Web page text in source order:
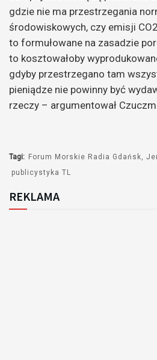
gdzie nie ma przestrzegania
środowiskowych, czy emisji
to formułowane na zasadzie
to kosztowałoby
gdyby przestrzegano tam
pieniądze nie powinny być
rzeczy – argumentował
Tagi: Forum Morskie Radia Gdańsk
publicystyka TL
REKLAMA